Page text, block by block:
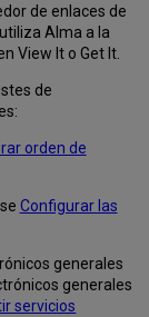
de enlaces de
Alma a la
View It o Get It.
de
orden de
Configurar las
generales
generales
servicios